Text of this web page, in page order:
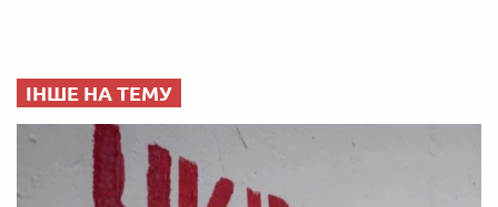
ІНШЕ НА ТЕМУ